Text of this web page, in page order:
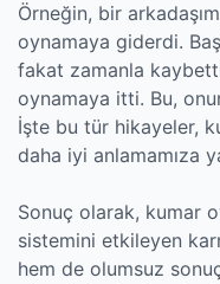
Örneğin, bir
oynamaya giderdi.
fakat zamanla
oynamaya itti. Bu,
İşte bu tür hikayeler,
daha iyi anlamamıza
Sonuç olarak, kumar
sistemini etkileyen
hem de olumsuz